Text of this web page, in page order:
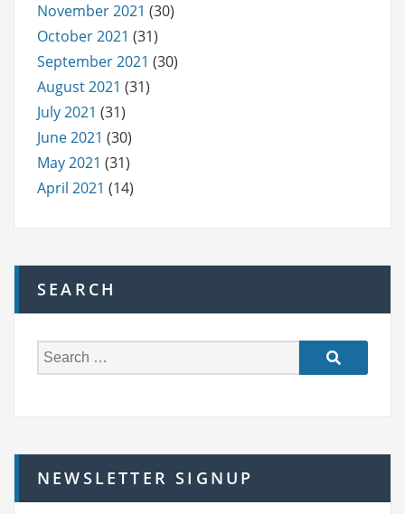
November 2021 (30)
October 2021 (31)
September 2021 (30)
August 2021 (31)
July 2021 (31)
June 2021 (30)
May 2021 (31)
April 2021 (14)
SEARCH
e
h
f
o
NEWSLETTER SIGNUP